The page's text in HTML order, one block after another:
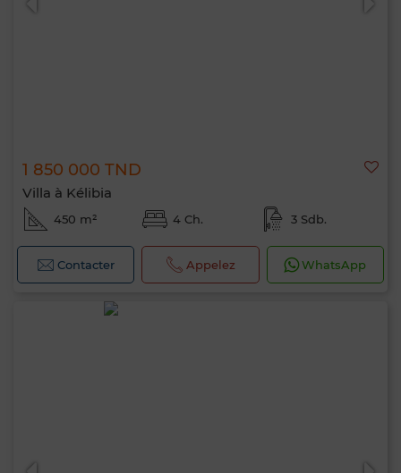
1 850 000 TND
Villa à Kélibia
450 m² 4 Ch. 3 Sdb.
Contacter Appelez WhatsApp